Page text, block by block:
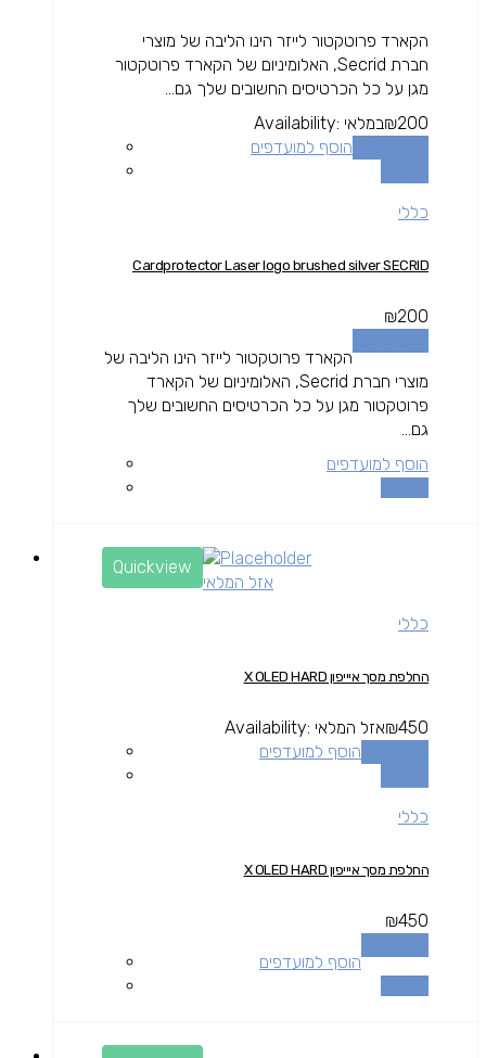
הקארד פרוטקטור לייזר הינו הליבה של מוצרי
חברת Secrid, האלומיניום של הקארד פרוטקטור
מגן על כל הכרטיסים החשובים שלך גם...
₪200
Availability: במלאי
הוסף למועדפים
כללי
Cardprotector Laser logo brushed silver SECRID
₪200
הקארד פרוטקטור לייזר הינו הליבה של
מוצרי חברת Secrid, האלומיניום של הקארד
פרוטקטור מגן על כל הכרטיסים החשובים שלך
גם...
הוסף למועדפים
Quickview
אזל המלאי
כללי
החלפת מסך איייפון X OLED HARD
₪450
Availability: אזל המלאי
הוסף למועדפים
כללי
החלפת מסך איייפון X OLED HARD
₪450
הוסף למועדפים